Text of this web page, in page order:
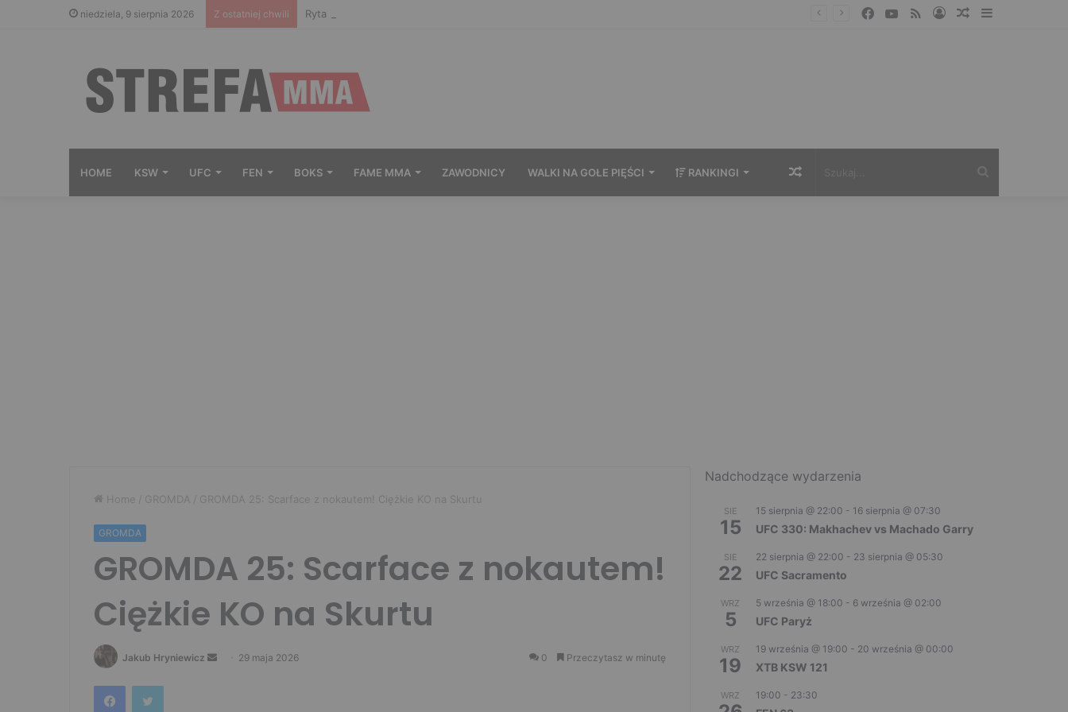
niedziela, 9 sierpnia 2026 Z ostatniej chwili Ryta nie wytrzymał po zachowaniu Murańskiego. Mocne słowa Żołnierza Sidebar
Losowy
Zaloguj
RSS
YouTube
Facebook
HOME KSW UFC FEN BOKS FAME MMA ZAWODNICY WALKI NA GOŁE PIĘŚCI RANKINGI Losowy
Home / GROMDA / GROMDA 25: Scarface z nokautem! Ciężkie KO na Skurtu
GROMDA
GROMDA 25: Scarface z nokautem!
Ciężkie KO na Skurtu
Jakub Hryniewicz
Send 29 maja 2026 0 Przeczytasz w minutę
FacebookTwitter
Nadchodzące wydarzenia
SIE
15
15 sierpnia @ 22:00 - 16 sierpnia @ 07:30
UFC 330: Makhachev vs Machado Garry
SIE
22
22 sierpnia @ 22:00 - 23 sierpnia @ 05:30
UFC Sacramento
WRZ
5
5 września @ 18:00 - 6 września @ 02:00
UFC Paryż
WRZ
19
19 września @ 19:00 - 20 września @ 00:00
XTB KSW 121
WRZ 19:00 - 23:30